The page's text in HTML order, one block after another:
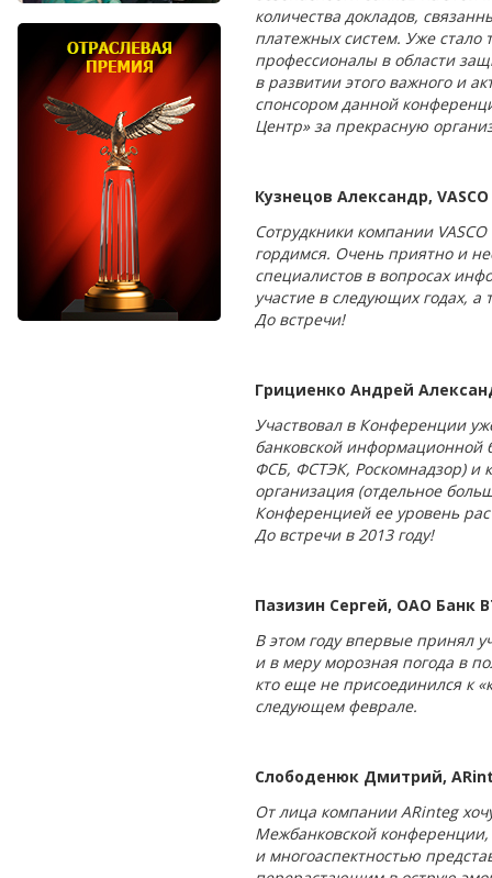
количества докладов,
платежных систем. Уже
профессионалы в области
в развитии этого важного и
спонсором данной
Центр» за прекрасную
Кузнецов Александр,
Сотрудкники компании
гордимся. Очень приятно и
специалистов в вопросах
участие в следующих годах,
До встречи!
Грициенко Андрей
Участвовал в Конференции
банковской информационной
ФСБ, ФСТЭК, Роскомнадзор) и
организация (отдельное
Конференцией ее уровень
До встречи в 2013 году!
Пазизин Сергей, ОАО Банк
В этом году впервые принял
и в меру морозная погода в
кто еще не присоединился к
следующем феврале.
Слободенюк Дмитрий,
От лица компании ARinteg
Межбанковской конференции,
и многоаспектностью